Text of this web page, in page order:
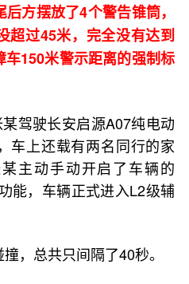
方摆放了4个警告锥筒，
超过45米，完全没有达到
150米警示距离的强制标
驾驶长安启源A07纯电动
车上还载有两名同行的家
主动手动开启了车辆的
能，车辆正式进入L2级辅
，总共只间隔了40秒。